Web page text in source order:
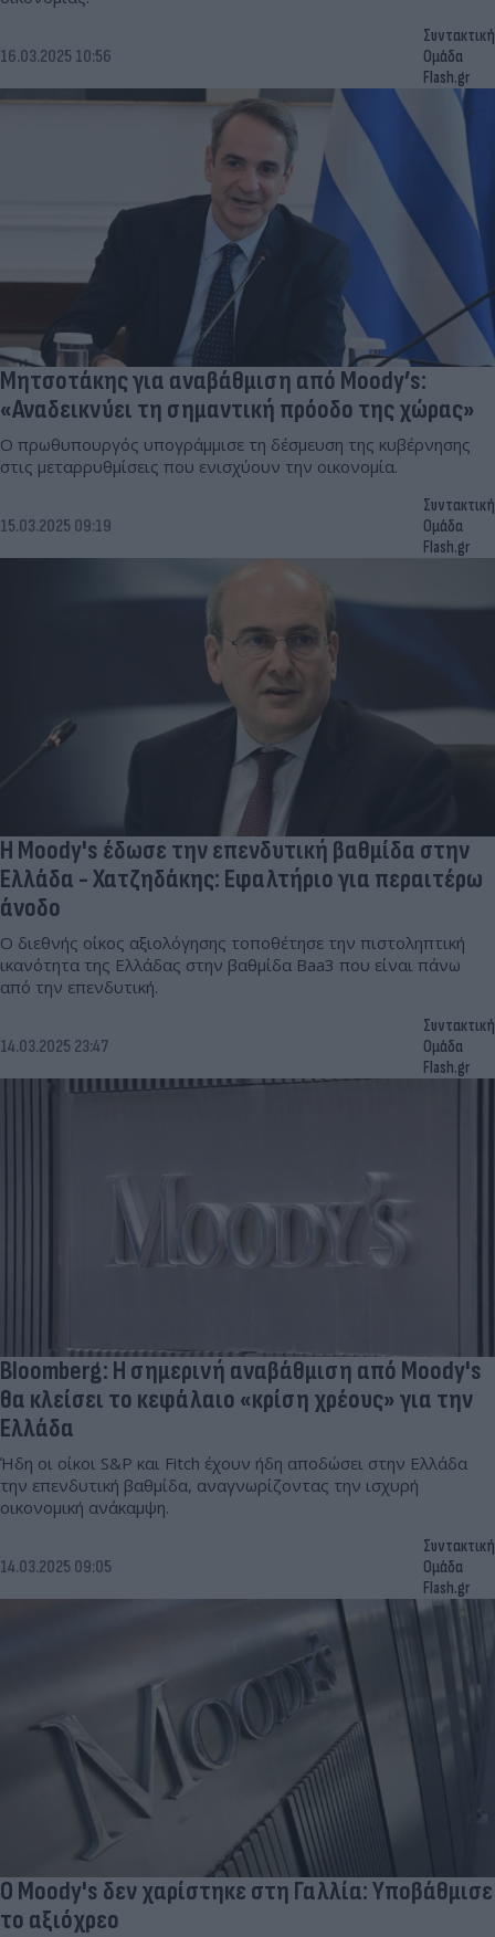
16.03.2025 10:56
Συντακτική
Ομάδα
Flash.gr
Μητσοτάκης για αναβάθμιση από Moody’s:
«Αναδεικνύει τη σημαντική πρόοδο της χώρας»
Ο πρωθυπουργός υπογράμμισε τη δέσμευση της κυβέρνησης
στις μεταρρυθμίσεις που ενισχύουν την οικονομία.
15.03.2025 09:19
Συντακτική
Ομάδα
Flash.gr
Η Moody's έδωσε την επενδυτική βαθμίδα στην
Ελλάδα - Χατζηδάκης: Εφαλτήριο για περαιτέρω
άνοδο
Ο διεθνής οίκος αξιολόγησης τοποθέτησε την πιστοληπτική
ικανότητα της Ελλάδας στην βαθμίδα Baa3 που είναι πάνω
από την επενδυτική.
14.03.2025 23:47
Συντακτική
Ομάδα
Flash.gr
Bloomberg: Η σημερινή αναβάθμιση από Moody's
θα κλείσει το κεφάλαιο «κρίση χρέους» για την
Ελλάδα
Ήδη οι οίκοι S&P και Fitch έχουν ήδη αποδώσει στην Ελλάδα
την επενδυτική βαθμίδα, αναγνωρίζοντας την ισχυρή
οικονομική ανάκαμψη.
14.03.2025 09:05
Συντακτική
Ομάδα
Flash.gr
Ο Moody's δεν χαρίστηκε στη Γαλλία: Υποβάθμισε
το αξιόχρεο